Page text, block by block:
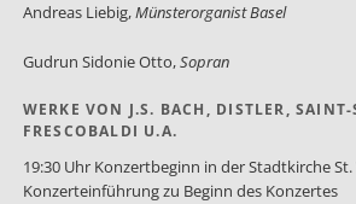
Andreas Liebig,Münsterorganist Basel
Gudrun Sidonie Otto,Sopran
WERKE VON J.S. BACH, DISTLER, SAINT-
FRESCOBALDI U.A.
19:30 Uhr Konzertbeginn in der Stadtkirche
Konzerteinführung zu Beginn des Konzertes